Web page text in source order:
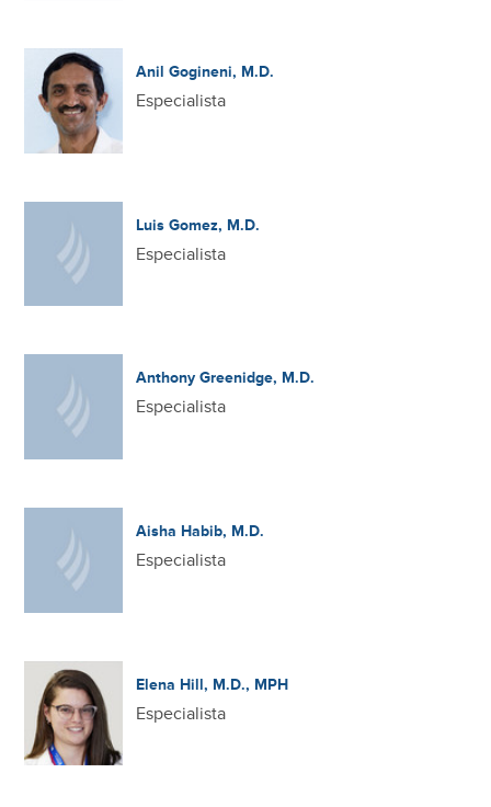
Anil Gogineni, M.D.
Especialista
Luis Gomez, M.D.
Especialista
Anthony Greenidge, M.D.
Especialista
Aisha Habib, M.D.
Especialista
Elena Hill, M.D., MPH
Especialista